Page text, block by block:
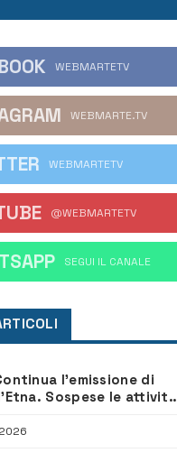
WEBMARTETV
WEBMARTE.TV
WEBMARTETV
@WEBMARTETV
‎SEGUI IL CANALE
l’emissione di
Sospese le attività